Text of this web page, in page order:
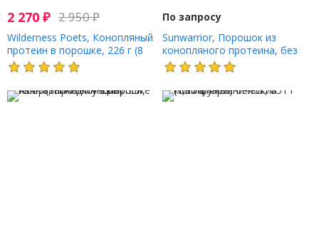
2 270 ₽ 2 950₽
Wilderness Poets, Конопляный
протеин в порошке, 226 г (8
унций)
По запросу
Sunwarrior, Порошок из
конопляного протеина, без
добавок, 750 г (1,65 фунта)